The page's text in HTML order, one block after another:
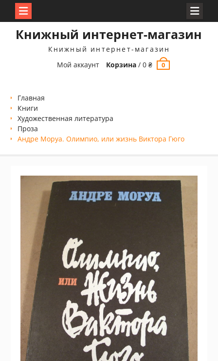
Книжный интернет-магазин
Книжный интернет-магазин
Мой аккаунт
Корзина /0₴ 0
Главная
Книги
Xудожественная литература
Проза
Андре Моруа. Олимпио, или жизнь Виктора Гюго